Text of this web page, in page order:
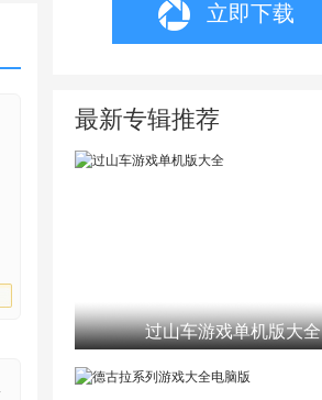
立即下载
最新专辑推荐
过山车游戏单机版大全